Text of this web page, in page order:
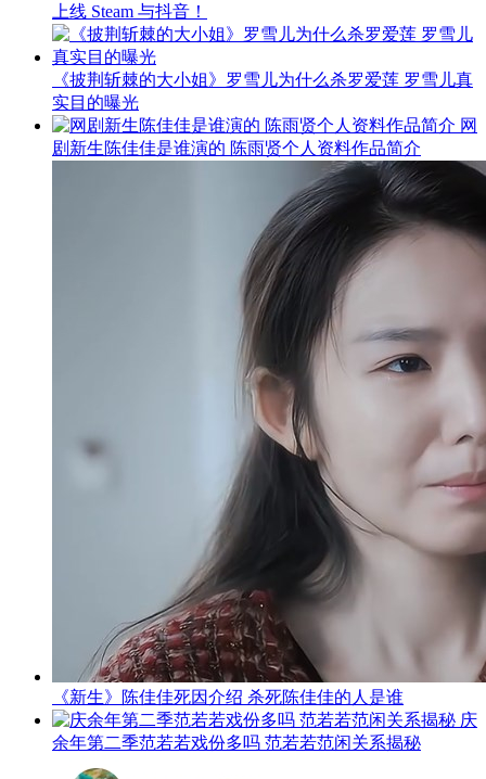
上线 Steam 与抖音！
《披荆斩棘的大小姐》罗雪儿为什么杀罗爱莲 罗雪儿真
实目的曝光
网
剧新生陈佳佳是谁演的 陈雨贤个人资料作品简介
《新生》陈佳佳死因介绍 杀死陈佳佳的人是谁
庆
余年第二季范若若戏份多吗 范若若范闲关系揭秘